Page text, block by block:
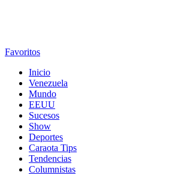
Favoritos
Inicio
Venezuela
Mundo
EEUU
Sucesos
Show
Deportes
Caraota Tips
Tendencias
Columnistas